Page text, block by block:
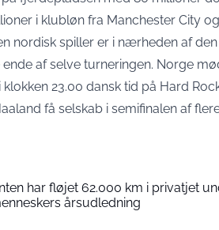
i klubløn fra Manchester City
nordisk spiller er i nærheden af
af selve turneringen. Norge
23.00 dansk tid på Hard
få selskab i semifinalen af
har fløjet 62.000 km i privatjet
årsudledning